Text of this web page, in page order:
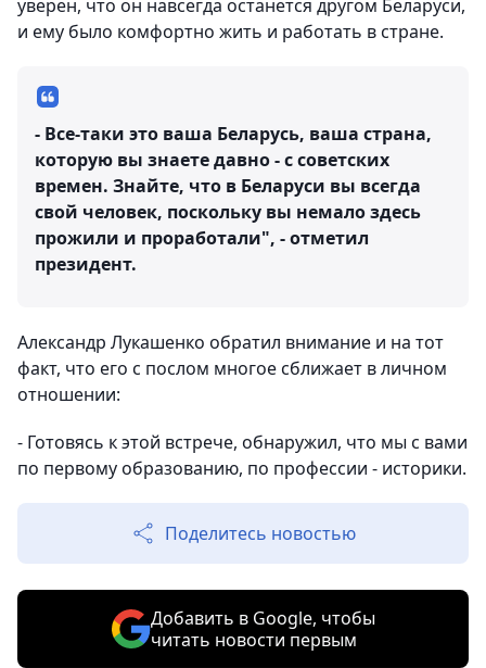
уверен, что он навсегда останется другом Беларуси,
и ему было комфортно жить и работать в стране.
- Все-таки это ваша Беларусь, ваша страна,
которую вы знаете давно - с советских
времен. Знайте, что в Беларуси вы всегда
свой человек, поскольку вы немало здесь
прожили и проработали", - отметил
президент.
Александр Лукашенко обратил внимание и на тот
факт, что его с послом многое сближает в личном
отношении:
- Готовясь к этой встрече, обнаружил, что мы с вами
по первому образованию, по профессии - историки.
Поделитесь новостью
Добавить в Google, чтобы
читать новости первым